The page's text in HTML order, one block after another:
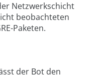
Netzwerkschicht
beobachteten
Paketen.
der Bot den